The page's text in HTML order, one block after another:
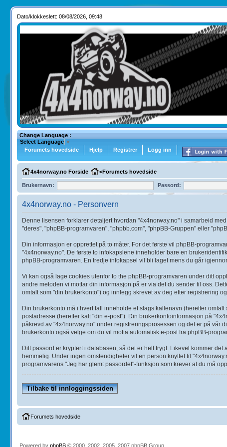
Dato/klokkeslett: 08/08/2026, 09:48
Change Language :
Select Language ▼
Forumets hovedside
Hjelp Registrer Logg inn
4x4norway.no Forside <Forumets hovedside
Brukernavn: Passord:
4x4norway.no - Personvern
Denne lisensen forklarer detaljert hvordan "4x4norway.no" i samarbeid
"deres", "phpBB-programvaren", "phpbb.com", "phpBB-Gruppen" eller
Din informasjon er opprettet på to måter. For det første vil phpBB-
"4x4norway.no". De første to infokapslene inneholder bare en
phpBB-programvaren. En tredje infokapsel vil bli laget mens du går
Vi kan også lage cookies utenfor to the phpBB-programvaren under ditt
andre metoden vi mottar din informasjon på er via det du sender til oss.
omtalt som "din brukerkonto") og innlegg skrevet av deg etter registrering
Din brukerkonto må i hvert fall inneholde et slags kallenavn (heretter
postadresse (heretter kalt "din e-post"). Din brukerkontoinformasjon på
påkrevd av "4x4norway.no" under registreringsprosessen og det er på vår
brukerkonto også velge om du vil motta automatisk e-post fra phpBB-
Ditt passord er kryptert i databasen, så det er helt trygt. Likevel kommer
hemmelig. Under ingen omstendigheter vil en person knyttet til
programvarens "Jeg har glemt passordet"-funksjon som krever at du må
Tilbake til innloggingssiden
Forumets hovedside
Powered by phpBB© 2000, 2002, 2005, 2007 phpBB Group